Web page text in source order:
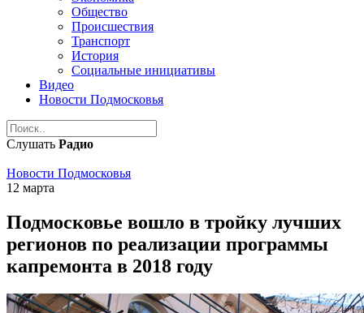
Общество
Происшествия
Транспорт
История
Социальные инициативы
Видео
Новости Подмосковья
Слушать Радио
Новости Подмосковья
12 марта
Подмосковье вошло в тройку лучших
регионов по реализации программы
капремонта в 2018 году